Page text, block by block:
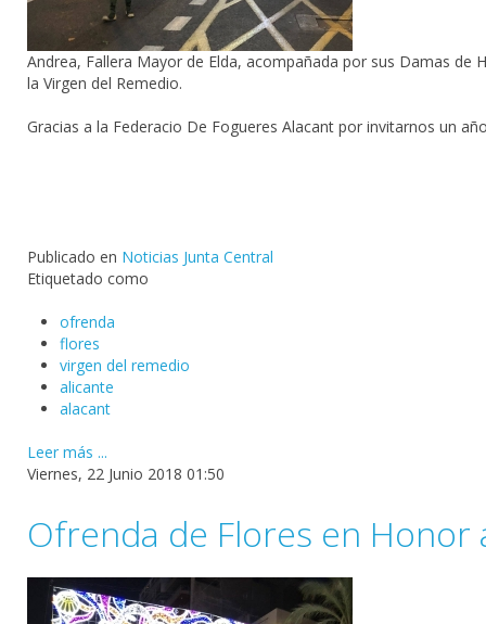
Andrea, Fallera Mayor de Elda, acompañada por sus Damas
la Virgen del Remedio.
Gracias a la Federacio De Fogueres Alacant por invitarnos un
Publicado en Noticias Junta Central
Etiquetado como
ofrenda
flores
virgen del remedio
alicante
alacant
Leer más ...
Viernes, 22 Junio 2018 01:50
Ofrenda de Flores en Honor